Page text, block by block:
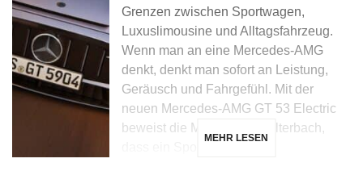
Grenzen zwischen Sportwagen,
Luxuslimousine und Alltagsfahrzeug.
Wenn man an eine Mercedes-AMG
denkt, denkt man sofort an Leistung,
Geräusch und Fahrgefühl. Mit der
neuen Mercedes-AMG GT 53 Electric
beweist die Marke aus Affalterbach,
MEHR LESEN